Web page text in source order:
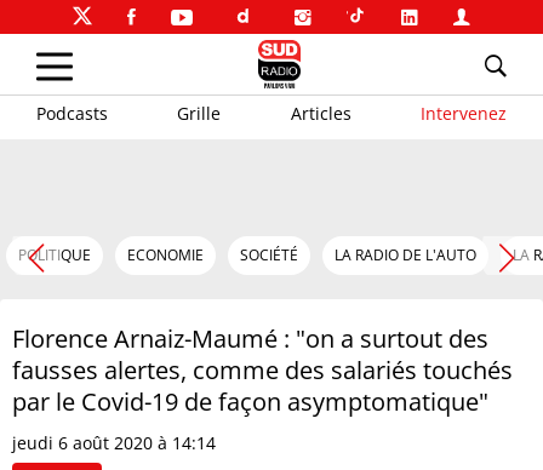
Podcasts Grille Articles Intervenez
POLITIQUE ECONOMIE SOCIÉTÉ LA RADIO DE L'AUTO LA
Florence Arnaiz-Maumé : "on a surtout des
fausses alertes, comme des salariés touchés
par le Covid-19 de façon asymptomatique"
jeudi 6 août 2020 à 14:14